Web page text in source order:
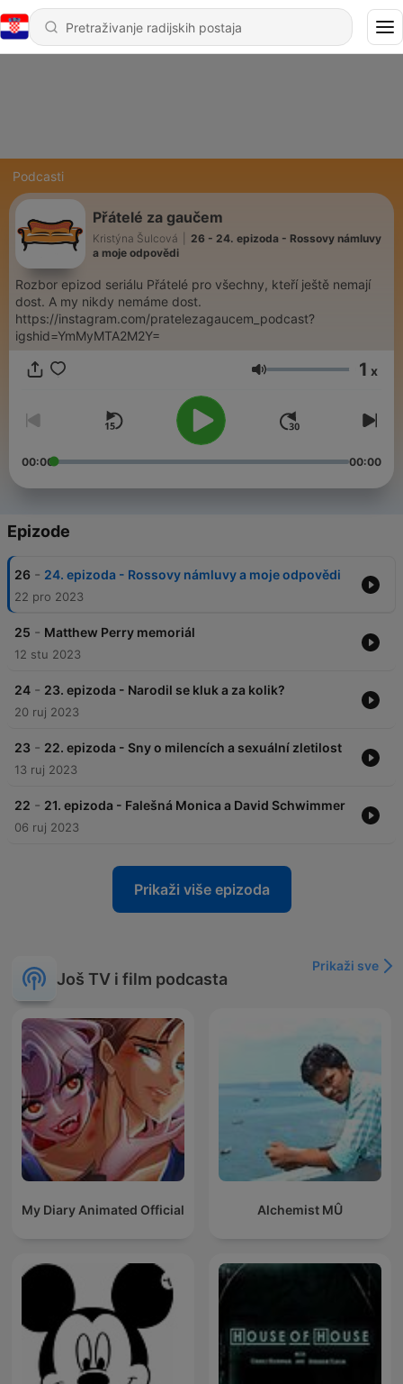
Podcasti
Přátelé za gaučem
Kristýna Šulcová
26 - 24. epizoda - Rossovy námluvy
a moje odpovědi
Rozbor epizod seriálu Přátelé pro všechny, kteří ještě nemají
dost. A my nikdy nemáme dost.
https://instagram.com/pratelezagaucem_podcast?
igshid=YmMyMTA2M2Y=
Glasnoća 1 x
00:00 00:00
Epizode
26 - 24. epizoda - Rossovy námluvy a moje odpovědi
22 pro 2023
25 - Matthew Perry memoriál
12 stu 2023
24 - 23. epizoda - Narodil se kluk a za kolik?
20 ruj 2023
23 - 22. epizoda - Sny o milencích a sexuální zletilost
13 ruj 2023
22 - 21. epizoda - Falešná Monica a David Schwimmer
06 ruj 2023
Prikaži više epizoda
Još TV i film podcasta
Prikaži sve
My Diary Animated Official Alchemist MÛ